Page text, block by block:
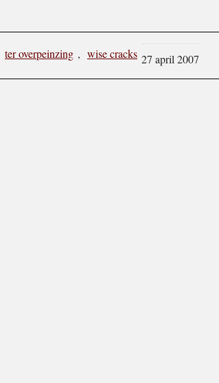
ter overpeinzing , wise cracks 27 april 2007